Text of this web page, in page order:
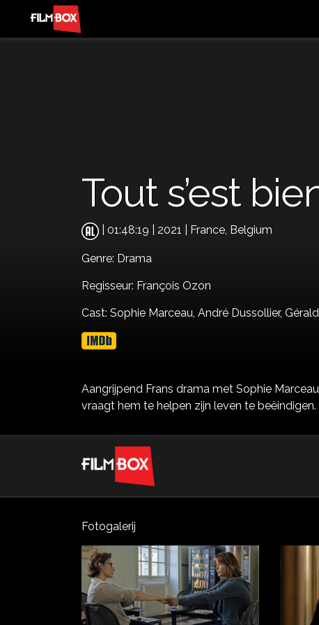
Tout s’est
| 01:48:19 | 2021 | France, Belgium
Genre: Drama
Regisseur: François Ozon
Cast: Sophie Marceau, André Dussollier,
Aangrijpend Frans drama met Sophie
vraagt hem te helpen zijn leven te beëindigen.
Fotogalerij